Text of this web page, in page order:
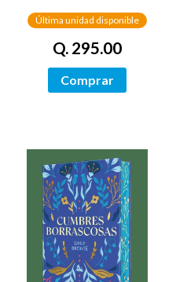
Última unidad disponible
Q. 295.00
Comprar